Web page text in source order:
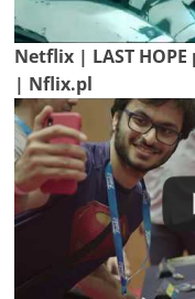
Netflix | LAST
| Nflix.pl